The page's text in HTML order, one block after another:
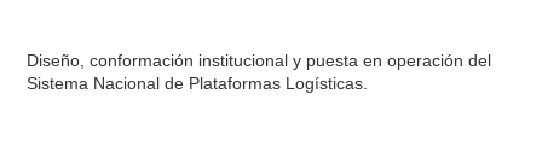
Diseño, conformación institucional y puesta en operación del
Sistema Nacional de Plataformas Logísticas.